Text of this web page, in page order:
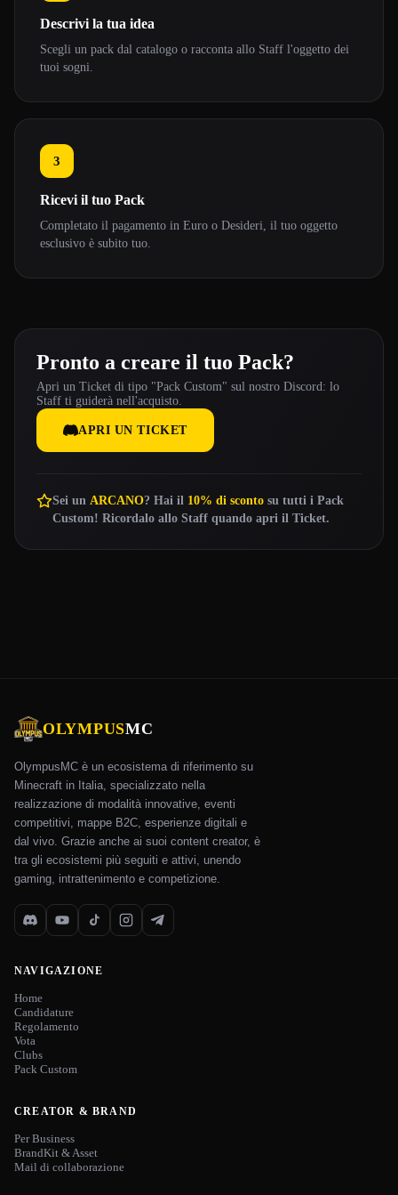
Descrivi la tua idea
Scegli un pack dal catalogo o racconta allo Staff l'oggetto dei
tuoi sogni.
3
Ricevi il tuo Pack
Completato il pagamento in Euro o Desideri, il tuo oggetto
esclusivo è subito tuo.
Pronto a creare il tuo Pack?
Apri un Ticket di tipo "Pack Custom" sul nostro Discord: lo
Staff ti guiderà nell'acquisto.
APRI UN TICKET
Sei un ARCANO? Hai il 10% di sconto su tutti i Pack
Custom! Ricordalo allo Staff quando apri il Ticket.
OLYMPUSMC
OlympusMC è un ecosistema di riferimento su
Minecraft in Italia, specializzato nella
realizzazione di modalità innovative, eventi
competitivi, mappe B2C, esperienze digitali e
dal vivo. Grazie anche ai suoi content creator, è
tra gli ecosistemi più seguiti e attivi, unendo
gaming, intrattenimento e competizione.
NAVIGAZIONE
Home
Candidature
Regolamento
Vota
Clubs
Pack Custom
CREATOR & BRAND
Per Business
BrandKit & Asset
Mail di collaborazione